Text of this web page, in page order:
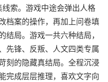
索。游戏中途会弹出人格
档案的操作，再加上问卷填
结局。游戏一共六种结局，
先锋、反叛、人文四类专属
刻的隐藏真结局。全程沉浸
完成层层推理，喜欢文字向